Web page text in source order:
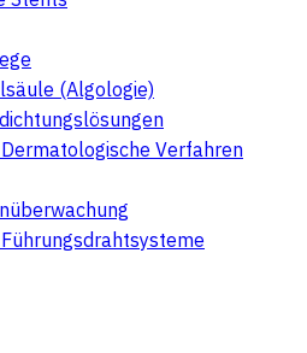
(Algologie)
Verfahren